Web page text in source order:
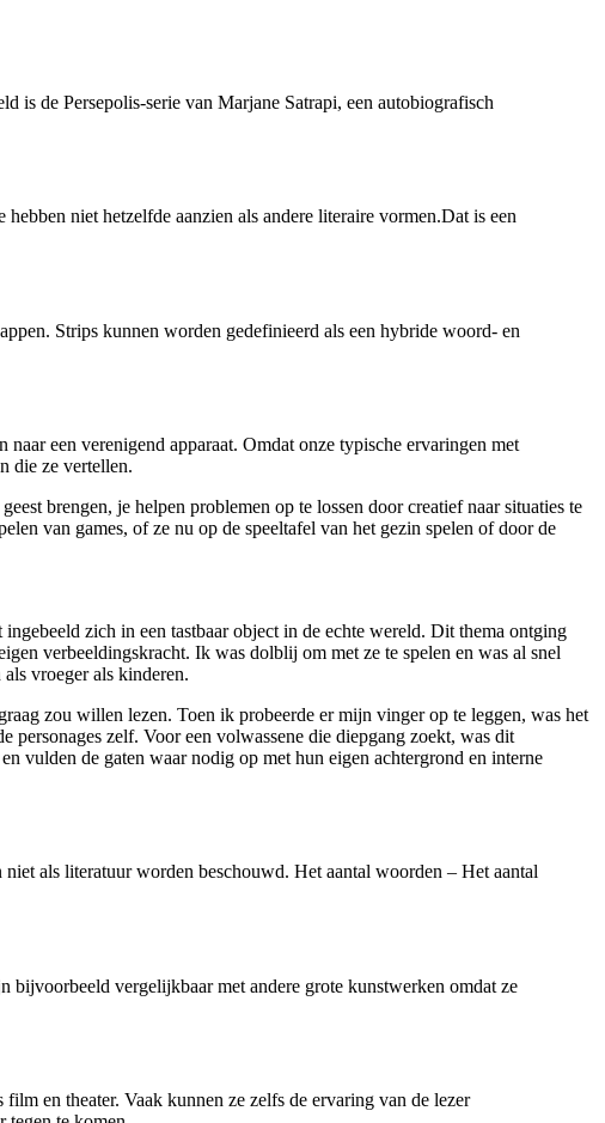
is de Persepolis-serie van Marjane Satrapi, een autobiografisch
niet hetzelfde aanzien als andere literaire vormen.Dat is een
Strips kunnen worden gedefinieerd als een hybride woord- en
een verenigend apparaat. Omdat onze typische ervaringen met
die ze vertellen.
brengen, je helpen problemen op te lossen door creatief naar situaties te
van games, of ze nu op de speeltafel van het gezin spelen of door de
zich in een tastbaar object in de echte wereld. Dit thema ontging
verbeeldingskracht. Ik was dolblij om met ze te spelen en was al snel
vroeger als kinderen.
zou willen lezen. Toen ik probeerde er mijn vinger op te leggen, was het
personages zelf. Voor een volwassene die diepgang zoekt, was dit
vulden de gaten waar nodig op met hun eigen achtergrond en interne
als literatuur worden beschouwd. Het aantal woorden – Het aantal
bijvoorbeeld vergelijkbaar met andere grote kunstwerken omdat ze
en theater. Vaak kunnen ze zelfs de ervaring van de lezer